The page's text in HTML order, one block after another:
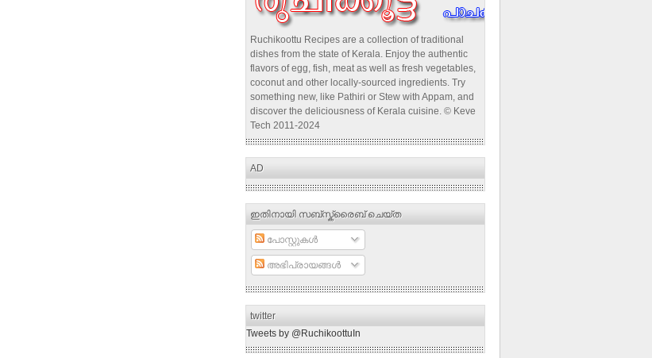
Ruchikoottu Recipes are a collection of traditional
dishes from the state of Kerala. Enjoy the authentic
flavors of egg, fish, meat as well as fresh vegetables,
coconut and other locally-sourced ingredients. Try
something new, like Pathiri or Stew with Appam, and
discover the deliciousness of Kerala cuisine. © Keve
Tech 2011-2024
AD
ഇതിനായി സബ്‌സ്ക്രൈബ് ചെയ്ത
പോസ്റ്റുകള്‍
അഭിപ്രായങ്ങള്‍
twitter
Tweets by @RuchikoottuIn